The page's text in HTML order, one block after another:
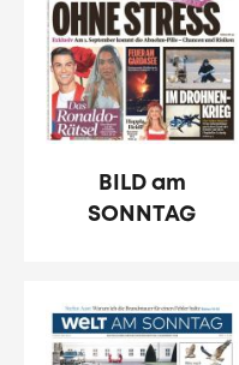
BILD am
SONNTAG